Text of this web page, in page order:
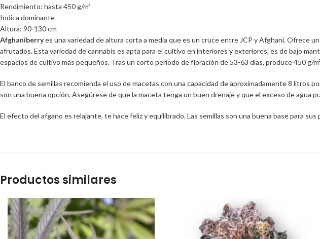
Rendimiento: hasta 450 g/m²
Indica dominante
Altura: 90-130 cm
Afghaniberryes una variedad de altura corta a media que es un cruce entre JCP y Afghani. Ofrece
afrutados. Esta variedad de cannabis es apta para el cultivo en interiores y exteriores, es de bajo
espacios de cultivo más pequeños. Tras un corto periodo de floración de 53-63 días, produce 450 g/
El banco de semillas recomienda el uso de macetas con una capacidad de aproximadamente 8 litros
son una buena opción. Asegúrese de que la maceta tenga un buen drenaje y que el exceso de agua
El efecto del afgano es relajante, te hace feliz y equilibrado. Las semillas son una buena base para
Productos similares